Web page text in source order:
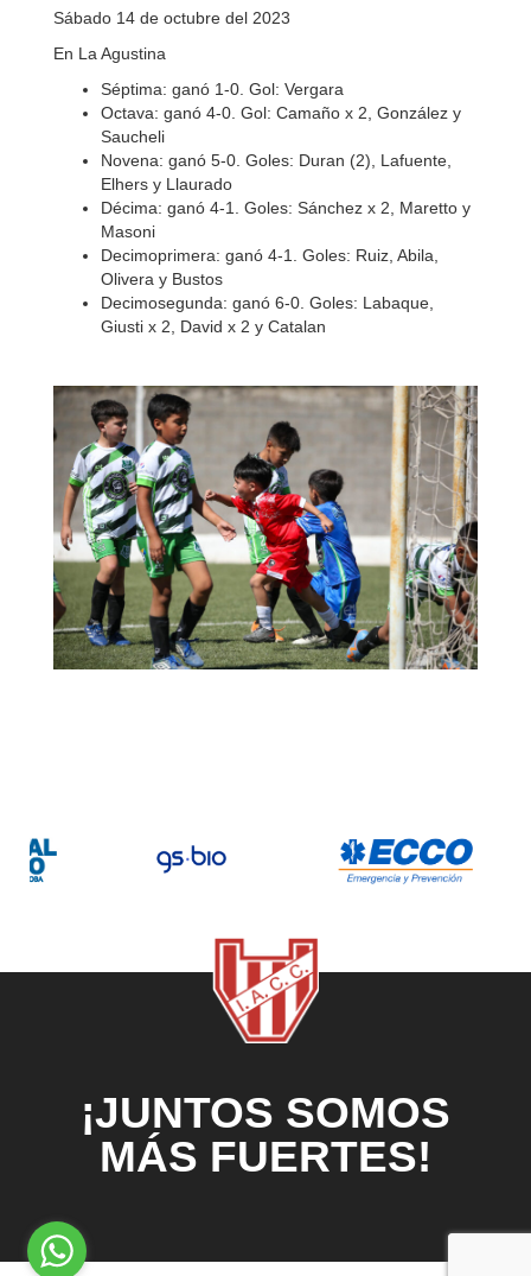
Sábado 14 de octubre del 2023
En La Agustina
Séptima: ganó 1-0. Gol: Vergara
Octava: ganó 4-0. Gol: Camaño x 2, González y
Saucheli
Novena: ganó 5-0. Goles: Duran (2), Lafuente,
Elhers y Llaurado
Décima: ganó 4-1. Goles: Sánchez x 2, Maretto y
Masoni
Decimoprimera: ganó 4-1. Goles: Ruiz, Abila,
Olivera y Bustos
Decimosegunda: ganó 6-0. Goles: Labaque,
Giusti x 2, David x 2 y Catalan
¡JUNTOS SOMOS
MÁS FUERTES!